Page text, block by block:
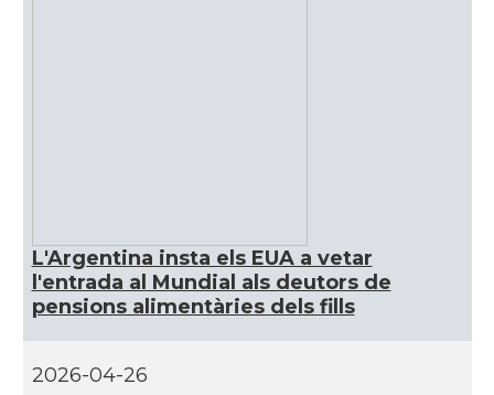
Casal Les Quatres Barres Castelar
L'Argentina insta els EUA a vetar
l'entrada al Mundial als deutors de
pensions alimentàries dels fills
2026-04-26